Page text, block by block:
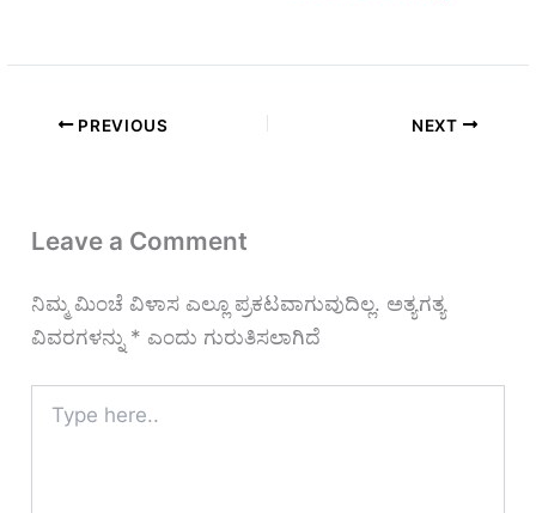
PREVIOUS NEXT
Leave a Comment
ನಿಮ್ಮ ಮಿಂಚೆ ವಿಳಾಸ ಎಲ್ಲೂ ಪ್ರಕಟವಾಗುವುದಿಲ್ಲ. ಅತ್ಯಗತ್ಯ
ವಿವರಗಳನ್ನು * ಎಂದು ಗುರುತಿಸಲಾಗಿದೆ
here..